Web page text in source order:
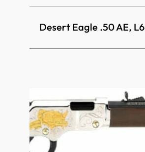
Desert Eagle .50 AE, L6